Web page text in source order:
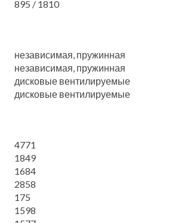
895 / 1810
независимая, пружинная
независимая, пружинная
дисковые вентилируемые
дисковые вентилируемые
4771
1849
1684
2858
175
1598